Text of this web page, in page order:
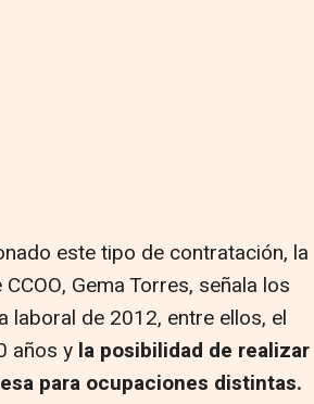
este tipo de contratación, la
Gema Torres, señala los
de 2012, entre ellos, el
años y la posibilidad de realizar
para ocupaciones distintas.